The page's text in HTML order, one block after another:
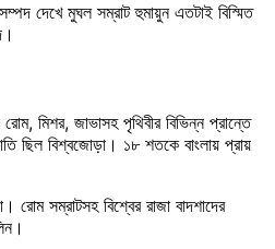
দেখে মুঘল সম্রাট হুমায়ুন এতটাই বিস্মিত
মিশর, জাভাসহ পৃথিবীর বিভিন্ন প্রান্তে
ছিল বিশ্বজোড়া। ১৮ শতকে বাংলায় প্রায়
রোম সম্রাটসহ বিশ্বের রাজা বাদশাদের